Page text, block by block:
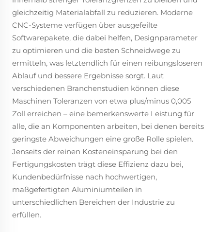
gleichzeitig Materialabfall zu reduzieren. Moderne
CNC-Systeme verfügen über ausgefeilte
Softwarepakete, die dabei helfen, Designparameter
zu optimieren und die besten Schneidwege zu
ermitteln, was letztendlich für einen reibungsloseren
Ablauf und bessere Ergebnisse sorgt. Laut
verschiedenen Branchenstudien können diese
Maschinen Toleranzen von etwa plus/minus 0,005
Zoll erreichen – eine bemerkenswerte Leistung für
alle, die an Komponenten arbeiten, bei denen bereits
geringste Abweichungen eine große Rolle spielen.
Jenseits der reinen Kosteneinsparung bei den
Fertigungskosten trägt diese Effizienz dazu bei,
Kundenbedürfnisse nach hochwertigen,
maßgefertigten Aluminiumteilen in
unterschiedlichen Bereichen der Industrie zu
erfüllen.